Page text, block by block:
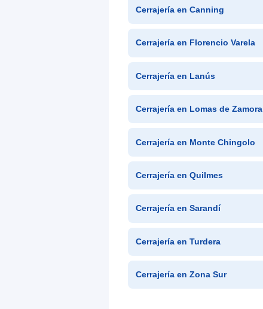
Cerrajería en Canning
Cerrajería en Florencio Varela
Cerrajería en Lanús
Cerrajería en Lomas de Zamora
Cerrajería en Monte Chingolo
Cerrajería en Quilmes
Cerrajería en Sarandí
Cerrajería en Turdera
Cerrajería en Zona Sur